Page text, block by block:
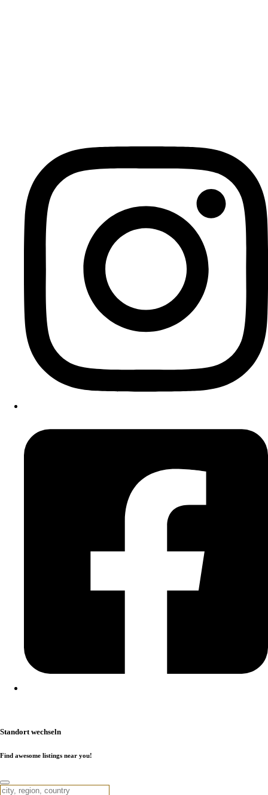
Standort wechseln
Find awesome listings near you!
Standort wechseln